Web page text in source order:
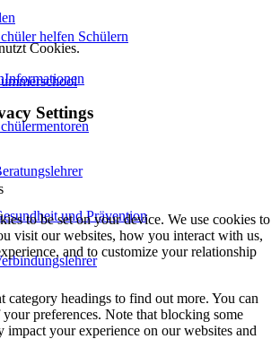
helfen Schülern
und Prävention
Cookies.
Informationen
Settings
to be set on your device. We use cookies to
visit our websites, how you interact with us,
and to customize your relationship
category headings to find out more. You can
your preferences. Note that blocking some
impact your experience on our websites and